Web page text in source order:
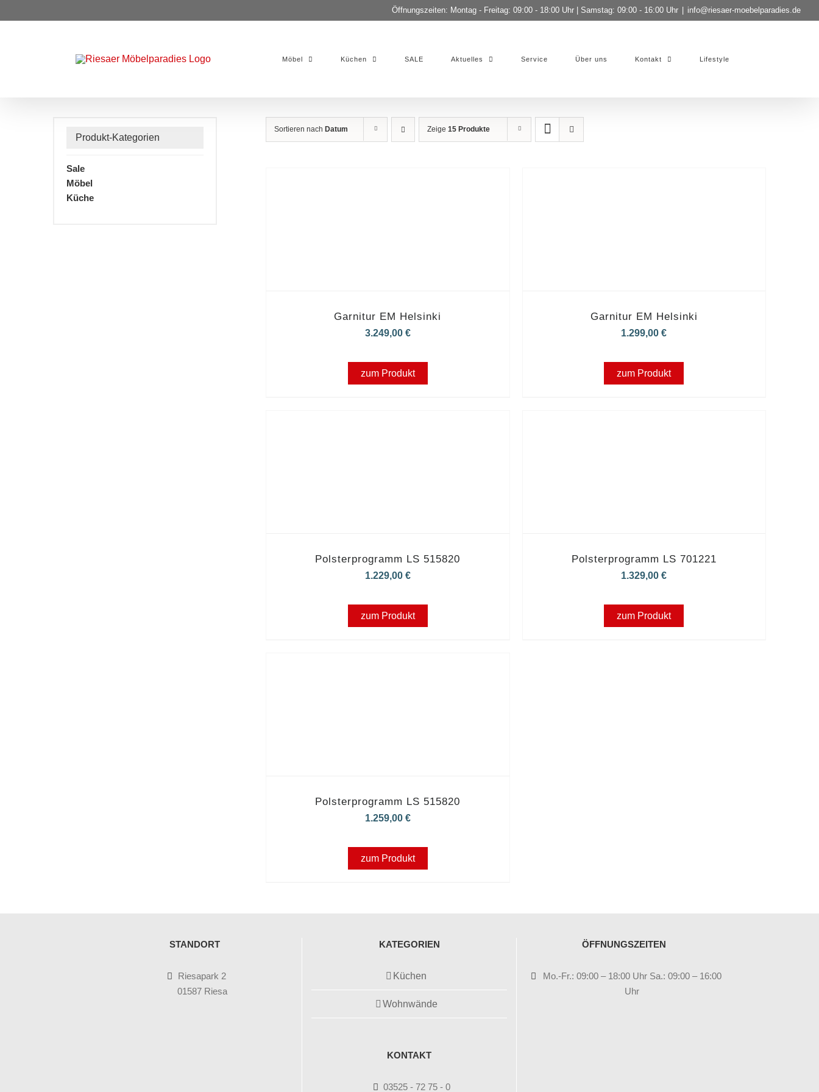
Inhalt
Öffnungszeiten: Montag - Freitag: 09:00 - 18:00 Uhr | Samstag: 09:00 - 16:00 Uhr info@riesaer-moebelparadies.de
Möbel Küchen SALE Aktuelles Service Über uns Kontakt Lifestyle
Sortieren nach Datum Zeige15 Produkte
Garnitur EM Helsinki
3.249,00 €
zum Produkt
Garnitur EM Helsinki
1.299,00€
zum Produkt
Polsterprogramm LS 515820
1.229,00 €
zum Produkt
Polsterprogramm LS 701221
1.329,00€
zum Produkt
Polsterprogramm LS 515820
1.259,00 €
zum Produkt
Produkt-Kategorien
Sale
Möbel
Küche
STANDORT
Riesapark 2
01587 Riesa
KATEGORIEN
Küchen
Wohnwände
KONTAKT
03525 - 72 75 - 0
ÖFFNUNGSZEITEN
Mo.-Fr.: 09:00 – 18:00 Uhr Sa.: 09:00 – 16:00
Uhr